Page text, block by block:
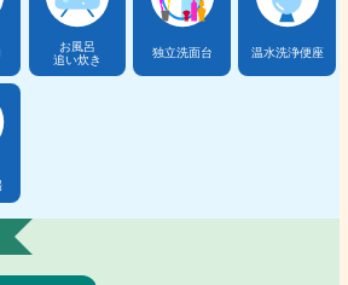
お風呂
追い炊き
独立洗面台 温水洗浄便座